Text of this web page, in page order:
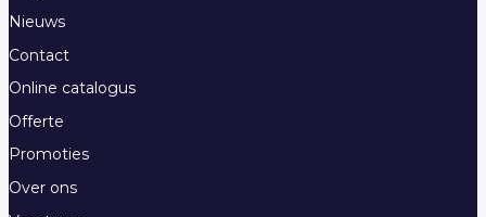
Nieuws
Contact
Online catalogus
Offerte
Promoties
Over ons